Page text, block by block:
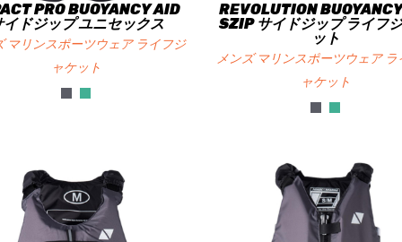
PRO BUOYANCY AID
イドジップ ユニセックス
マリンスポーツウェア ライフジ
ャケット
REVOLUTION
SZIP サイドジップ ライフ
ット
メンズ マリンスポーツウェア ラ
ャケット